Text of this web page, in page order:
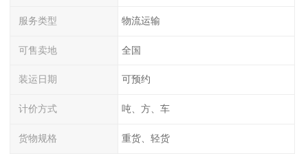
服务类型 物流运输
可售卖地 全国
装运日期 可预约
计价方式 吨、方、车
货物规格 重货、轻货